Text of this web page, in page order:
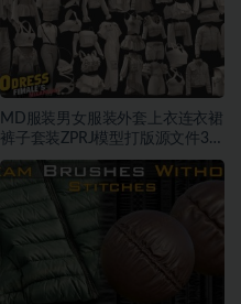
MD服装男女服装外套上衣连衣裙
裤子套装ZPRJ模型打版源文件3D
服装